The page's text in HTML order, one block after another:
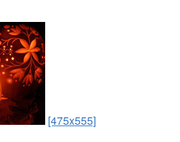
[475x555]